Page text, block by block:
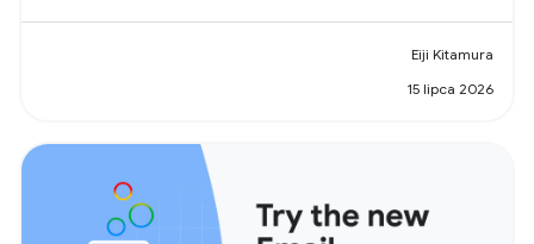
Eiji Kitamura
15 lipca 2026